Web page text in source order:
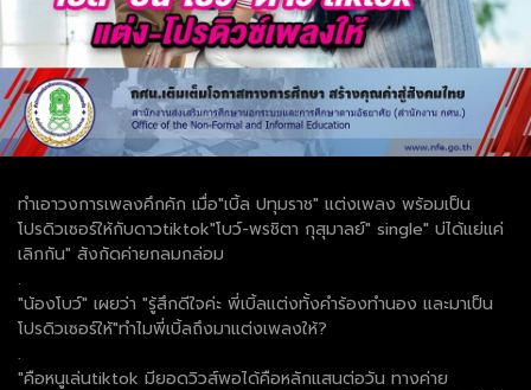
ทำเอาวงการเพลงคึกคัก เมื่อ"เบิ้ล ปทุมราช" แต่งเพลง พร้อมเป็น
โปรดิวเซอร์ให้กับดาวtiktok"โบว์-พรชิตา กุสุมาลย์" single" บ่ได้แย่แค่
เลิกกัน" สังกัดค่ายกลมกล่อม
.
"น้องโบว์" เผยว่า "รู้สึกดีใจค่ะ พี่เบิ้ลแต่งทั้งคำร้องทำนอง และมาเป็น
โปรดิวเซอร์ให้"ทำไมพี่เบิ้ลถึงมาแต่งเพลงให้?
.
"คือหนูเล่นtiktok มียอดวิวส์พอได้คือหลักแสนต่อวัน ทางค่าย